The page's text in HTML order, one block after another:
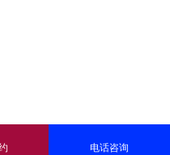
电话咨询